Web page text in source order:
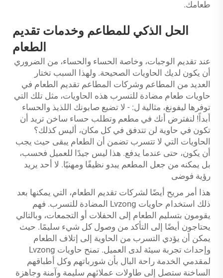
طعامك.
الحل الذكي للمطاعم وخدمات تقديم
الطعام
عند تقديم الوجبات، وخاصة الحساء والحساء، من الضروري
أن يكون لديك الحاويات الصحيحة. ولهذا السبب تختار
العديد من المطاعم وشركات المطاعم تقديم الطعام في
حاويات طعام مضادة للتسرب هذه الحاويات، مثل تلك التي
توفرها ليفونغ، مثالية ل: - لا تضيع صابونك اللذيذ والحساء
أبداً! لنفترض أنك في مطعم وتطلب حساء ساخن تريد أن
تكون في حاوية لن تتدفق في كل مكان، أليس كذلك؟
الحاويات التي لا تتسرب تضمن أن الطعام يبقى حيث يجب
أن يكون، حتى عندما يدفع. هذا ليس جيدًا للعميل فحسب،
بل يمكنه من جعل المطعم يبدو نظيفًا ومهنيًا. لا أحد يريد
رؤية فوضى
هذا أمر مريح أيضًا لشركات تقديم الطعام، التي يمكنها بعد
ذلك استخدام حاويات Lvzong المضادة للتسرب. فهم
يقومون بتسليم الطعام إلى الحفلات أو التجمعات، وبالتالي
يحتاجون أيضًا إلى التأكد من وصول كل شيء سليمًا. حيث
يمكن أن يؤدي التسرب من الحاوية إلى إتلاف الطعام
وإحداث تجربة سيئة لدى العميل. تمنح حاويات Lvzong
لمقدمي الخدمة راحة البال بأن شورباتهم وكل أطباقهم
الساخنة ستصل إلى طاولات عملائهم سليمة وآمنة وجاهزة